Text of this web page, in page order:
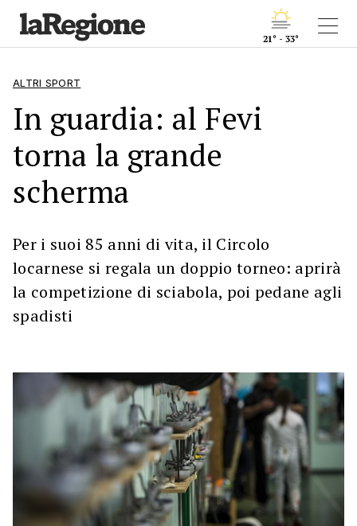
21° - 33°
ALTRI SPORT
In guardia: al Fevi
torna la grande
scherma
Per i suoi 85 anni di vita, il Circolo
locarnese si regala un doppio torneo: aprirà
la competizione di sciabola, poi pedane agli
spadisti